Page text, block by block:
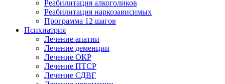
Реабилитация алкоголиков
Реабилитация наркозависимых
Программа 12 шагов
Психиатрия
Лечение апатии
Лечение деменции
Лечение ОКР
Лечение ПТСР
Лечение СДВГ